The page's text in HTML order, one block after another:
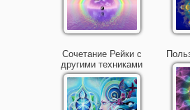
Сочетание Рейки с
другими техниками